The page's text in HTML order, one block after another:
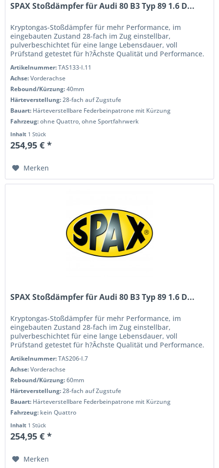
SPAX Stoßdämpfer für Audi 80 B3 Typ 89 1.6 D...
Kryptongas-Stoßdämpfer für mehr Performance, im
eingebauten Zustand 28-fach im Zug einstellbar,
pulverbeschichtet für eine lange Lebensdauer, voll
Prüfstand getestet für h?Âchste Qualität und Performance.
Artikelnummer:TAS133-I.11
Achse:Vorderachse
Rebound/Kürzung:40mm
Härteverstellung:28-fach auf Zugstufe
Bauart: Härteverstellbare Federbeinpatrone mit Kürzung
Fahrzeug:ohne Quattro, ohne Sportfahrwerk
Inhalt 1 Stück
254,95 € *
Merken
SPAX Stoßdämpfer für Audi 80 B3 Typ 89 1.6 D...
Kryptongas-Stoßdämpfer für mehr Performance, im
eingebauten Zustand 28-fach im Zug einstellbar,
pulverbeschichtet für eine lange Lebensdauer, voll
Prüfstand getestet für h?Âchste Qualität und Performance.
Artikelnummer:TAS206-I.7
Achse:Vorderachse
Rebound/Kürzung:60mm
Härteverstellung:28-fach auf Zugstufe
Bauart: Härteverstellbare Federbeinpatrone mit Kürzung
Fahrzeug: kein Quattro
Inhalt 1 Stück
254,95 € *
Merken